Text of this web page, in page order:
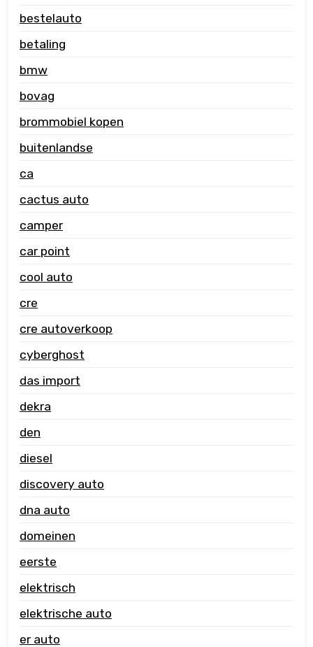
bestelauto
betaling
bmw
bovag
brommobiel kopen
buitenlandse
ca
cactus auto
camper
car point
cool auto
cre
cre autoverkoop
cyberghost
das import
dekra
den
diesel
discovery auto
dna auto
domeinen
eerste
elektrisch
elektrische auto
er auto